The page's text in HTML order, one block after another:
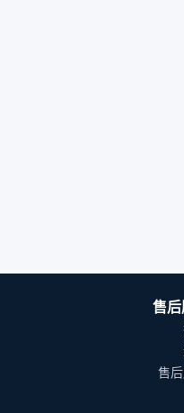
售
售